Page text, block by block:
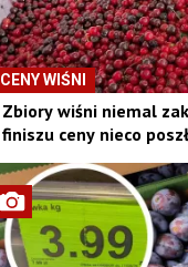
CENY WIŚNI
Zbiory wiśni niemal
finiszu ceny nieco